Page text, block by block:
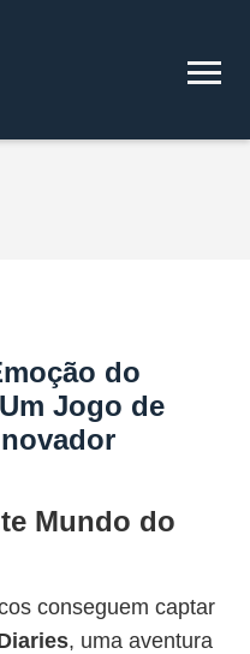
do
Jogo de
Mundo do
conseguem captar
, uma aventura